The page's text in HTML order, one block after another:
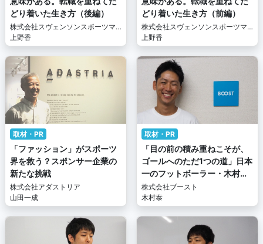
どり着いた生き方（後編）
株式会社スヴェンソンスポーツマ
ーケティング
上野香
どり着いた生き方（前編）
株式会社スヴェンソンスポーツマ
ーケティング
上野香
取材・PR
「ファッション」がスポーツ
界を救う？スポンサー企業の
新たな挑戦
株式会社アダストリア
山田一成
取材・PR
「目の前の積み重ねこそが、
ゴールへのただ1つの道」日本
一のフットボーラー・木村泰
のパラレルキャリア
株式会社ブースト
木村泰